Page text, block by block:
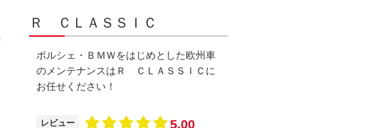
Ｒ ＣＬＡＳＳＩＣ
ポルシェ・ＢＭＷをはじめとした欧州車
のメンテナンスはＲ ＣＬＡＳＳＩＣに
お任せください！
レビュー 5.00